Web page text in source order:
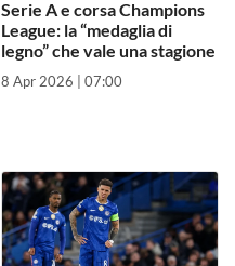
Serie A e corsa Champions
League: la “medaglia di
legno” che vale una stagione
8 Apr 2026 | 07:00